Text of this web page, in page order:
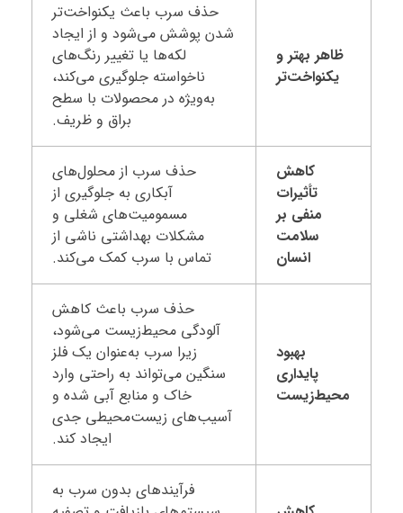
ظاهر بهتر و
یکنواخت‌تر
حذف سرب باعث یکنواخت‌تر
شدن پوشش می‌شود و از ایجاد
لکه‌ها یا تغییر رنگ‌های
ناخواسته جلوگیری می‌کند،
به‌ویژه در محصولات با سطح
براق و ظریف.
کاهش
تأثیرات
منفی بر
سلامت
انسان
حذف سرب از محلول‌های
آبکاری به جلوگیری از
مسمومیت‌های شغلی و
مشکلات بهداشتی ناشی از
تماس با سرب کمک می‌کند.
بهبود
پایداری
محیط‌زیست
حذف سرب باعث کاهش
آلودگی محیط‌زیست می‌شود،
زیرا سرب به‌عنوان یک فلز
سنگین می‌تواند به راحتی وارد
خاک و منابع آبی شده و
آسیب‌های زیست‌محیطی جدی
ایجاد کند.
فرآیندهای بدون سرب به